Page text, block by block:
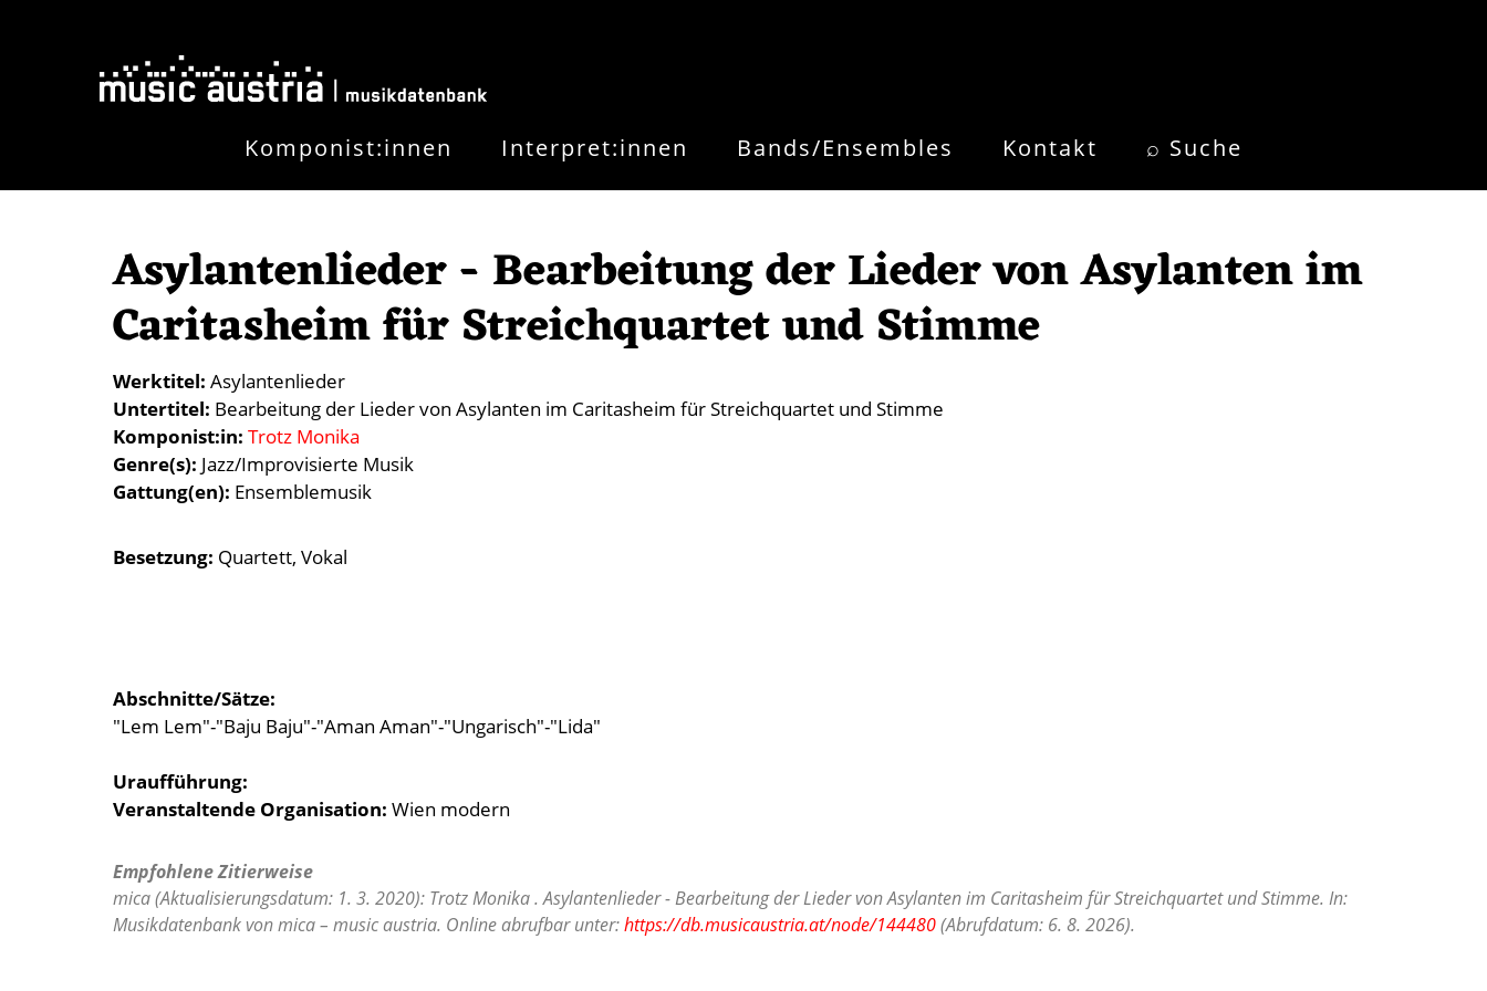
Komponist:innen Interpret:innen Bands/Ensembles Kontakt ⌕ Suche
Asylantenlieder - Bearbeitung der Lieder von Asylanten im
Caritasheim für Streichquartet und Stimme
Werktitel Asylantenlieder
Untertitel Bearbeitung der Lieder von Asylanten im Caritasheim für Streichquartet und Stimme
Komponist:in Trotz Monika
Genre(s) Jazz/Improvisierte Musik
Gattung(en) Ensemblemusik
Besetzung Quartett Vokal
Abschnitte/Sätze:
"Lem Lem"-"Baju Baju"-"Aman Aman"-"Ungarisch"-"Lida"
Uraufführung:
Veranstaltende Organisation: Wien modern
Empfohlene Zitierweise
mica (Aktualisierungsdatum: 1. 3. 2020): Trotz Monika . Asylantenlieder - Bearbeitung der Lieder von Asylanten im Caritasheim für Streichquartet und Stimme. In:
Musikdatenbank von mica – music austria. Online abrufbar unter:https://db.musicaustria.at/node/144480(Abrufdatum: 6. 8. 2026).